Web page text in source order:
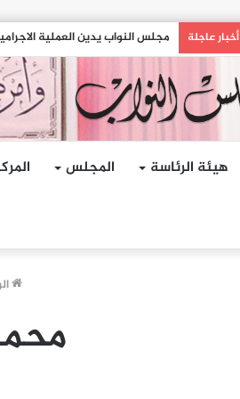
أخبار عاجلة مجلس النواب يدين الهجمات
هيئة الرئاسة المجلس